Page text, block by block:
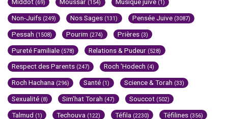
Middot (69) Moussar (154) Musique juive (1)
Non-Juifs (249) Nos Sages (131) Pensée Juive (3087)
Pessah (1508) Pourim (274) Prières (3)
Pureté Familiale (578) Relations & Pudeur (528)
Respect des Parents (247) Roch 'Hodech (4)
Roch Hachana (296) Santé (1) Science & Torah (33)
Sexualité (8) Sim'hat Torah (47) Souccot (502)
Talmud (1) Techouva (122) Téfila (2230) Téfilines (356)